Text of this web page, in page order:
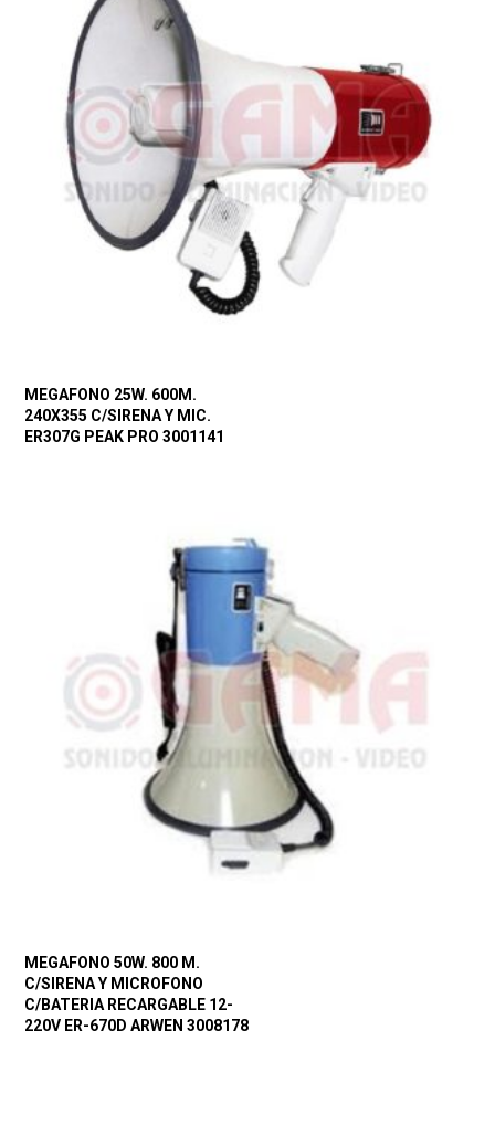
MEGAFONO 25W. 600M.
240X355 C/SIRENA Y MIC.
ER307G PEAK PRO 3001141
MEGAFONO 50W. 800 M.
C/SIRENA Y MICROFONO
C/BATERIA RECARGABLE 12-
220V ER-670D ARWEN 3008178